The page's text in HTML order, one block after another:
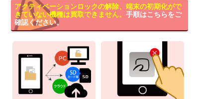
アクティベーションロックの解除、端末の初期化がで
きていない機種は買取できません。 手順はこちらをご
確認ください。